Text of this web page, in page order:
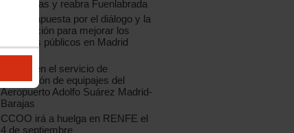
sentencias y reabra Fuenlabrada
CCOO apuesta por el diálogo y la
negociación para mejorar los
servicios públicos en Madrid
capital
Huelga en el servicio de
facturación de equipajes del
Aeropuerto Adolfo Suárez Madrid-
Barajas
CCOO irá a huelga en RENFE el
4 de septiembre